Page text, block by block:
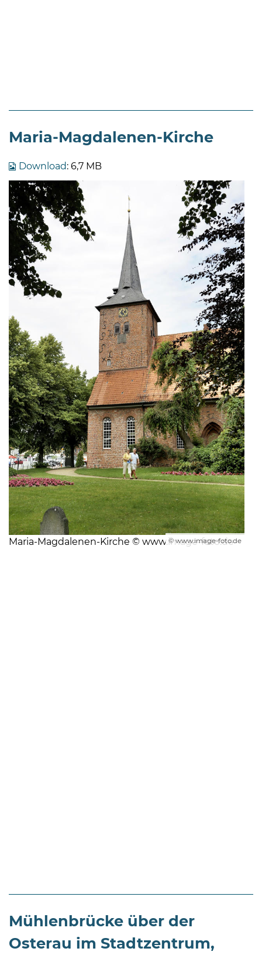
Maria-Magdalenen-Kirche
Download: 6,7 MB
© www.image-foto.de
Maria-Magdalenen-Kirche © www.image-foto.de
Mühlenbrücke über der
Osterau im Stadtzentrum,